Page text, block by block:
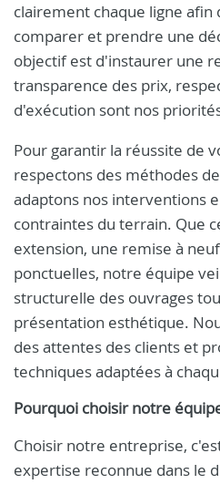
clairement chaque ligne afin
comparer et prendre une
objectif est d'instaurer une
transparence des prix,
d'exécution sont nos
Pour garantir la réussite de
respectons des méthodes
adaptons nos interventions
contraintes du terrain. Que
extension, une remise à
ponctuelles, notre équipe
structurelle des ouvrages
présentation esthétique.
des attentes des clients et
techniques adaptées à
Pourquoi choisir notre
Choisir notre entreprise,
expertise reconnue dans le